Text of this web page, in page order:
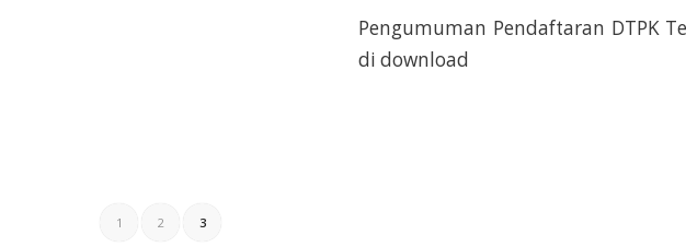
Pengumuman Pendaftaran DTPK
di download
1 2 3